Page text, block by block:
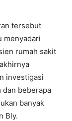
tersebut
menyadari
rumah sakit
investigasi
dan beberapa
banyak
Bly.